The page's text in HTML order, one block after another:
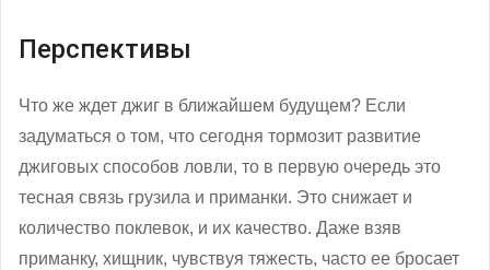
Перспективы
Что же ждет джиг в ближайшем будущем? Если
задуматься о том, что сегодня тормозит развитие
джиговых способов ловли, то в первую очередь это
тесная связь грузила и приманки. Это снижает и
количество поклевок, и их качество. Даже взяв
приманку, хищник, чувствуя тяжесть, часто ее бросает